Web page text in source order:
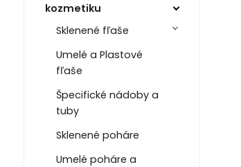
kozmetiku
Sklenené fľaše
Umelé a Plastové
fľaše
Špecifické nádoby a
tuby
Sklenené poháre
Umelé poháre a